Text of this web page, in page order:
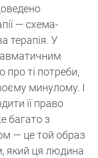
— схема-
терапія. У
про ті потреби,
минулому. І
її право
багато з
— це той образ
який ця людина